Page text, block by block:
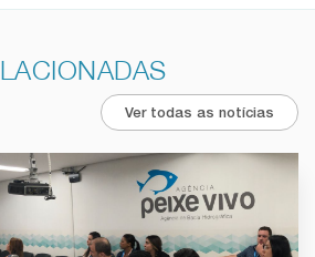
Ver todas as notícias